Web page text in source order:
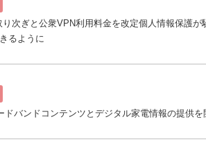
り次ぎと公衆VPN利用料金を改定個人情報保護
るように
ドバンドコンテンツとデジタル家電情報の提供を